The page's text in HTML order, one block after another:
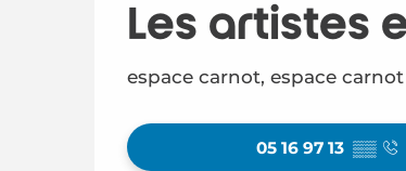
Les artistes
espace carnot, espace
05 16 97 13 ▒▒